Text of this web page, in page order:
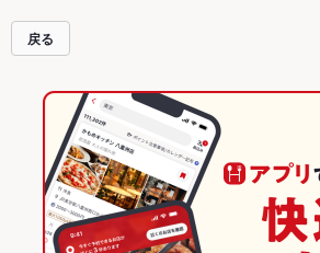
ホットペッパーグルメをご利用ください。
戻る